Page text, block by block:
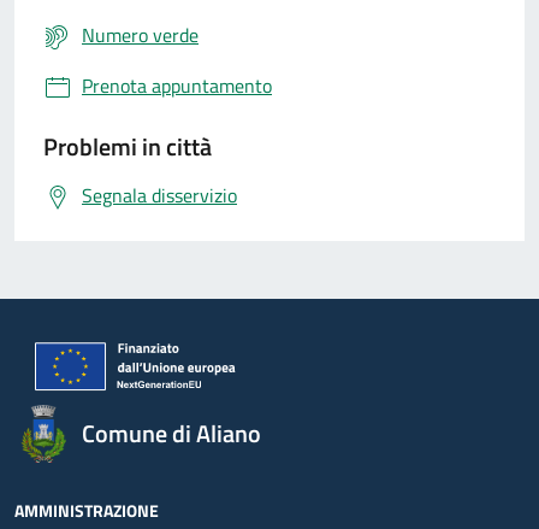
Numero verde
Prenota appuntamento
Problemi in città
Segnala disservizio
Comune di Aliano
AMMINISTRAZIONE